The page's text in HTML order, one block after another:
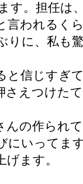
す。担任は
言われるく
りに、私も
と信じすぎ
さえつけた
んの作られ
にいってま
ます。